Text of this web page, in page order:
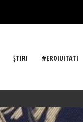
ŞTIRI #EROIUITATI